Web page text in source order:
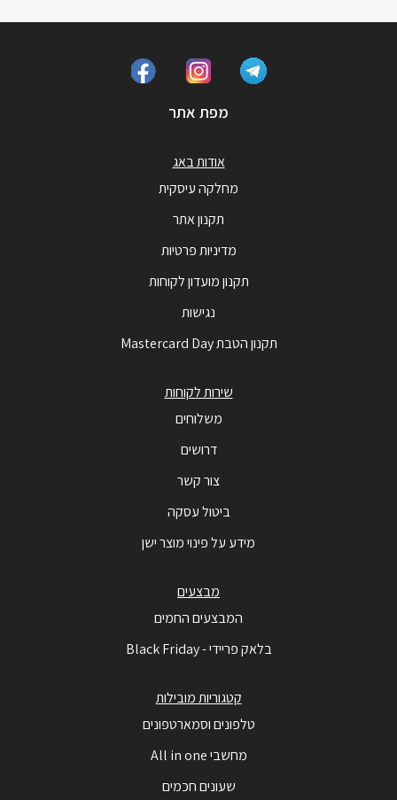
מפת אתר
אודות באג
מחלקה עיסקית
תקנון אתר
מדיניות פרטיות
תקנון מועדון לקוחות
נגישות
תקנון הטבת Mastercard Day
שירות לקוחות
משלוחים
דרושים
צור קשר
ביטול עסקה
מידע על פינוי מוצר ישן
מבצעים
המבצעים החמים
בלאק פריידי - Black Friday
קטגוריות מובילות
טלפונים וסמארטפונים
מחשבי All in one
שעונים חכמים